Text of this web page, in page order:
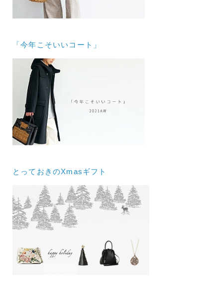
「今年こそいいコート」
とっておきのXmasギフト